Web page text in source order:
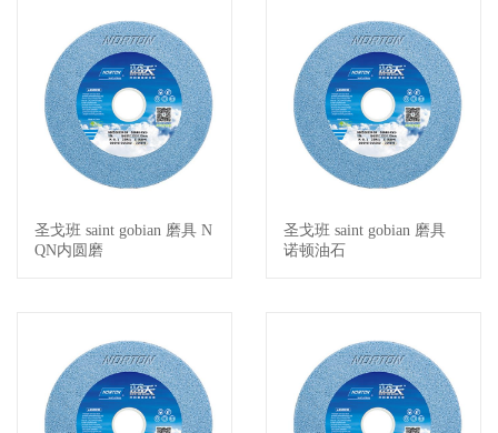
查看详情
圣戈班 saint gobian 磨具 N
QN内圆磨
查看详情
圣戈班 saint gobian 磨具
诺顿油石